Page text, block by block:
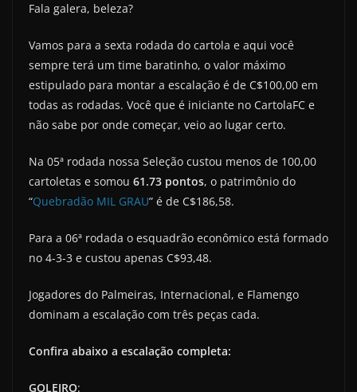
Fala galera, beleza?
Vamos para a sexta rodada do cartola e aqui você
sempre terá um time baratinho, o valor máximo
estipulado para montar a escalação é de C$100,00 em
todas as rodadas. Você que é iniciante no CartolaFC e
não sabe por onde começar, veio ao lugar certo.
Na 05ª rodada nossa Seleção custou menos de 100,00
cartoletas e somou 61.73 pontos, o patrimônio do
“Quebradão MIL GRAU” é de C$186,58.
Para a 06ª rodada o esquadrão econômico está formado
no 4-3-3 e custou apenas C$93,48.
Jogadores do Palmeiras, Internacional, e Flamengo
dominam a escalação com três peças cada.
Confira abaixo a escalação completa:
GOLEIRO: